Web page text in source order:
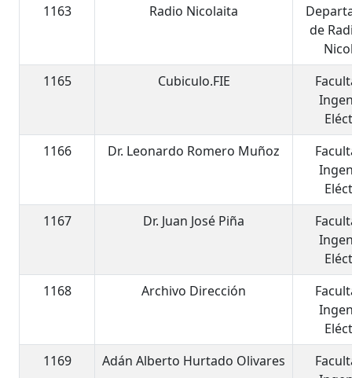
1163
Radio Nicolaita
de
1165
Cubiculo.FIE
1166
Dr. Leonardo Romero Muñoz
1167
Dr. Juan José Piña
1168
Archivo Dirección
1169
Adán Alberto Hurtado Olivares